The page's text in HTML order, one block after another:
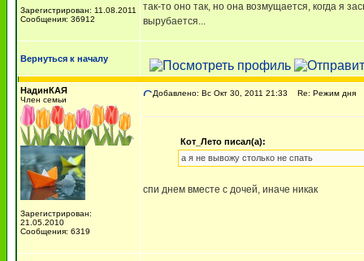
Зарегистрирован: 11.08.2011
Сообщения: 36912
так-то оно так, но она возмущается, когда я
вырубается...
Вернуться к началу
НадинКАЯ
Член семьи
Зарегистрирован:
21.05.2010
Сообщения: 6319
Добавлено: Вс Окт 30, 2011 21:33 Re: Режим дня
Кот_Лето писал(а):
а я не вывожу столько не спать
спи днем вместе с дочей, иначе никак